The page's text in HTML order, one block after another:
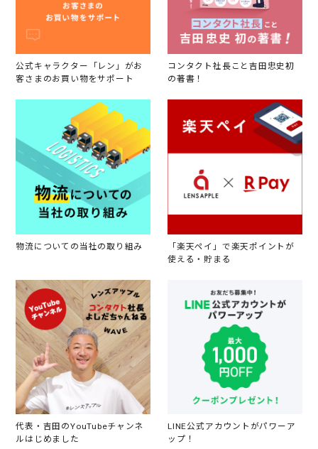
公式キャラクター「レン」がお
客さまのお買い物をサポート
コンタクト社長こと吉田忠史初
の著書！
物流についての当社の取り組み
「楽天ペイ」で楽天ポイントが
使える・貯まる
代表・吉田のYouTubeチャンネ
ルはじめました
LINE公式アカウントがパワーア
ップ！